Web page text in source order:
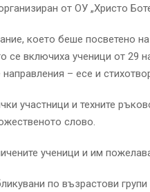
от ОУ „Христо
което беше посветено
се включиха ученици от 29
– есе и
участници и техните
слово.
ученици и им
по възрастови